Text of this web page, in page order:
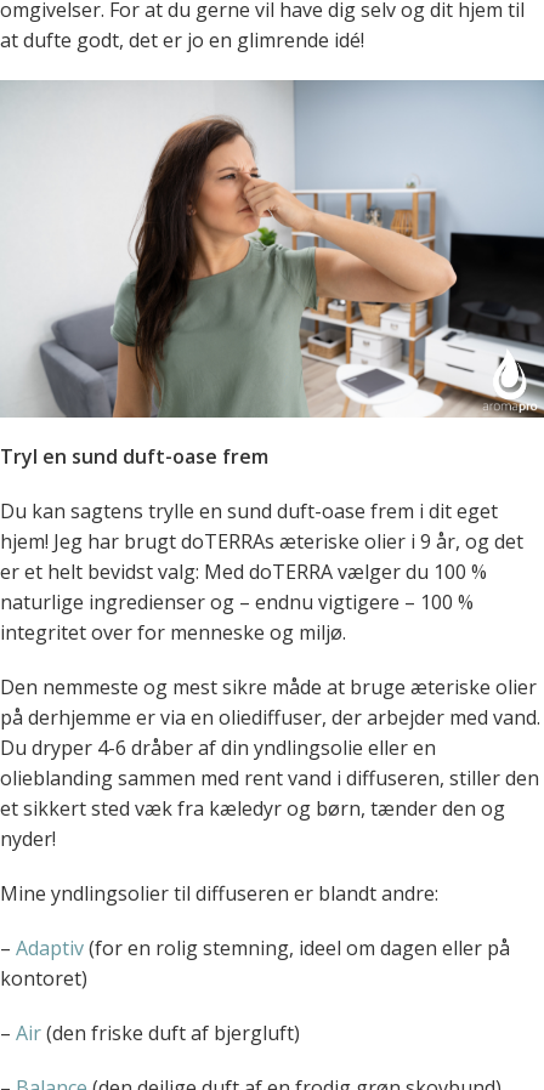
omgivelser. For at du gerne vil have dig selv og dit hjem til
at dufte godt, det er jo en glimrende idé!
Tryl en sund duft-oase frem
Du kan sagtens trylle en sund duft-oase frem i dit eget
hjem! Jeg har brugt doTERRAs æteriske olier i 9 år, og det
er et helt bevidst valg: Med doTERRA vælger du 100 %
naturlige ingredienser og – endnu vigtigere – 100 %
integritet over for menneske og miljø.
Den nemmeste og mest sikre måde at bruge æteriske olier
på derhjemme er via en oliediffuser, der arbejder med vand.
Du dryper 4-6 dråber af din yndlingsolie eller en
olieblanding sammen med rent vand i diffuseren, stiller den
et sikkert sted væk fra kæledyr og børn, tænder den og
nyder!
Mine yndlingsolier til diffuseren er blandt andre:
– Adaptiv(for en rolig stemning, ideel om dagen eller på
kontoret)
– Air(den friske duft af bjergluft)